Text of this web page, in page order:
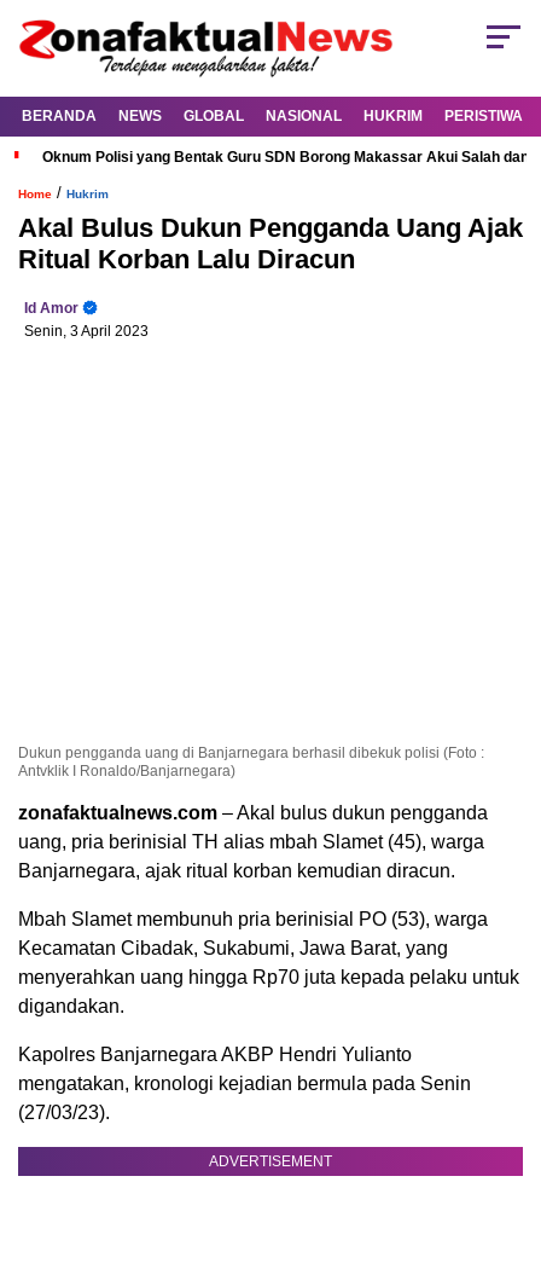
BERANDA NEWS GLOBAL NASIONAL HUKRIM PERISTIWA
Oknum Polisi yang Bentak Guru SDN Borong Makassar Akui Salah dan
Home / Hukrim
Akal Bulus Dukun Pengganda Uang Ajak
Ritual Korban Lalu Diracun
Id Amor
Senin, 3 April 2023
Dukun pengganda uang di Banjarnegara berhasil dibekuk polisi (Foto :
Antvklik I Ronaldo/Banjarnegara)
zonafaktualnews.com – Akal bulus dukun pengganda
uang, pria berinisial TH alias mbah Slamet (45), warga
Banjarnegara, ajak ritual korban kemudian diracun.
Mbah Slamet membunuh pria berinisial PO (53), warga
Kecamatan Cibadak, Sukabumi, Jawa Barat, yang
menyerahkan uang hingga Rp70 juta kepada pelaku untuk
digandakan.
Kapolres Banjarnegara AKBP Hendri Yulianto
mengatakan, kronologi kejadian bermula pada Senin
(27/03/23).
ADVERTISEMENT